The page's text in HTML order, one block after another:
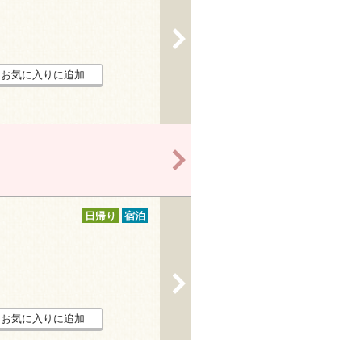
お気に入りに追加
>
日帰り 宿泊
お気に入りに追加